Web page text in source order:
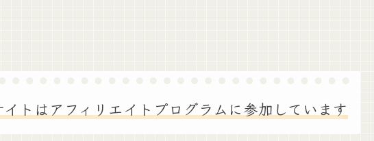
トはアフィリエイトプログラムに参加しています